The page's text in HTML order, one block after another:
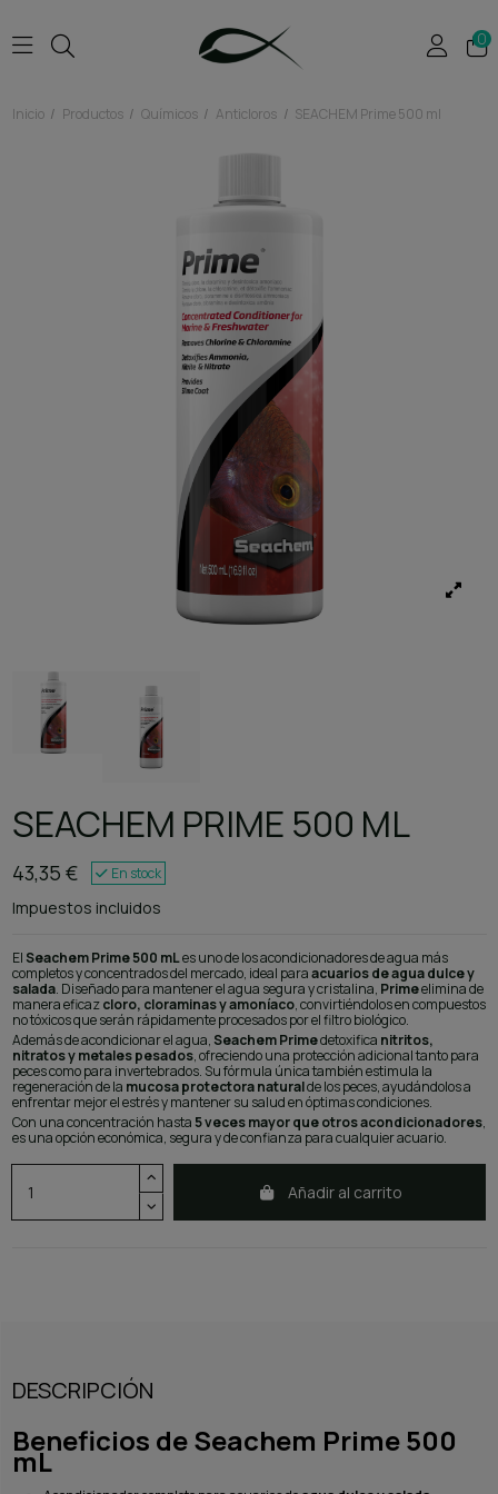
0
Inicio Productos Químicos Anticloros SEACHEM Prime 500 ml
SEACHEM PRIME 500 ML
43,35 € En stock
Impuestos incluidos
El Seachem Prime 500 mLes uno de los acondicionadores de agua más
completos y concentrados del mercado, ideal paraacuarios de agua dulce y
salada. Diseñado para mantener el agua segura y cristalina, Primeelimina de
manera eficazcloro, cloraminas y amoníaco, convirtiéndolos en compuestos
no tóxicos que serán rápidamente procesados por el filtro biológico.
Además de acondicionar el agua, Seachem Primedetoxifica nitritos,
nitratos y metales pesados, ofreciendo una protección adicional tanto para
peces como para invertebrados. Su fórmula única también estimula la
regeneración de la mucosa protectora naturalde los peces, ayudándolos a
enfrentar mejor el estrés y mantener su salud en óptimas condiciones.
Con una concentración hasta 5 veces mayor que otros acondicionadores,
es una opción económica, segura y de confianza para cualquier acuario.
Añadir al carrito
DESCRIPCIÓN
Beneficios de Seachem Prime 500
mL